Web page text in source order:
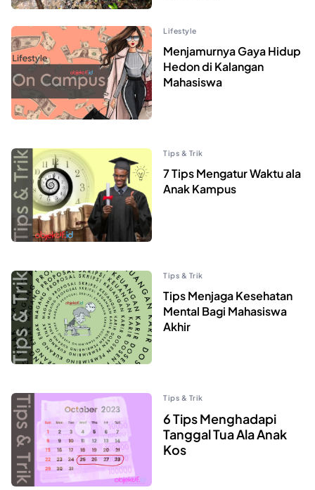
Lifestyle
Menjamurnya Gaya Hidup
Hedon di Kalangan
Mahasiswa
Tips & Trik
7 Tips Mengatur Waktu ala
Anak Kampus
Tips & Trik
Tips Menjaga Kesehatan
Mental Bagi Mahasiswa
Akhir
Tips & Trik
6 Tips Menghadapi
Tanggal Tua Ala Anak
Kos